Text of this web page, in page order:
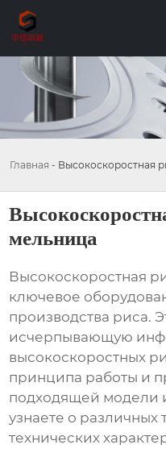
Главная - Высокоскоростная
мельница
Высокоскоростная
ключевое
производства риса.
исчерпывающую
высокоскоростных
принципа работы и
подходящей модели
узнаете о различных
технических